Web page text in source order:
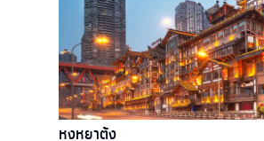
หงหยาต้ง